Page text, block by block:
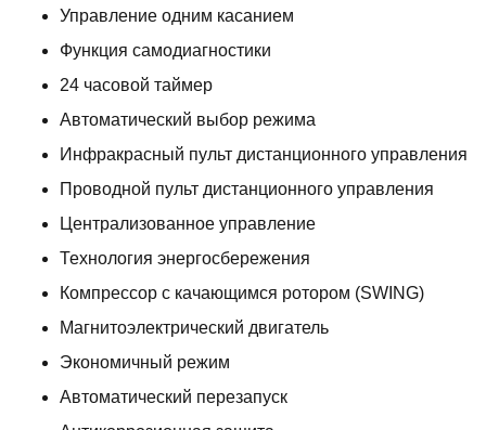
Управление одним касанием
Функция самодиагностики
24 часовой таймер
Автоматический выбор режима
Инфракрасный пульт дистанционного управления
Проводной пульт дистанционного управления
Централизованное управление
Технология энергосбережения
Компрессор с качающимся ротором (SWING)
Магнитоэлектрический двигатель
Экономичный режим
Автоматический перезапуск